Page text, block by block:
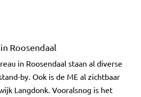
Roosendaal
in Roosendaal staan al diverse
by. Ook is de ME al zichtbaar
Langdonk. Vooralsnog is het